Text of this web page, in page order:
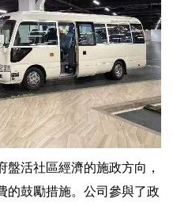
活社區經濟的施政方向，
的鼓勵措施。公司參與了政